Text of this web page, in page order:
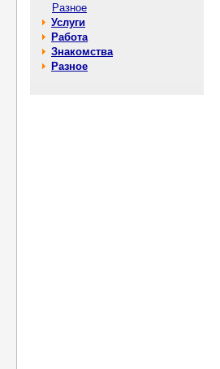
Разное
Услуги
Работа
Знакомства
Разное